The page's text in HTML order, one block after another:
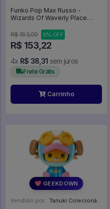
Funko Pop Max Russo -
Wizards Of Waverly Place
R$ 163,00
6% OFF
R$ 153,22
4x R$ 38,31 sem juros
Frete Grátis
Carrinho
💖 GEEKDOWN
Vendido por: Tanuki Colecionáveis - SP